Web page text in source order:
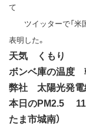
て
ツイッターで「米
表明した。
天気 くもり
ボンベ庫の温
弊社 太陽光発
本日のPM2.5
たま市城南）